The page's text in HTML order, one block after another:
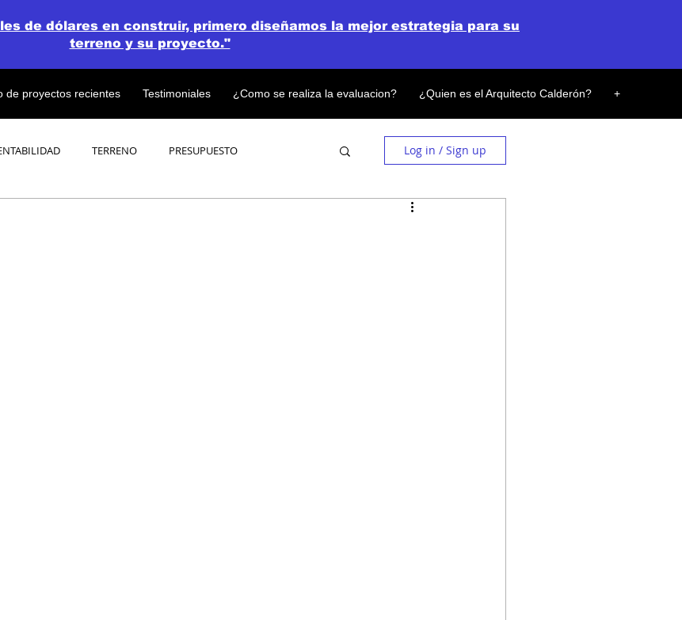
de proyectos recientes Testimoniales ¿Como se realiza la evaluacion? ¿Quien es el Arquitecto Calderón? +
de dólares en construir, primero diseñamos la mejor estrategia para su
terreno y su proyecto."
TERRENO PRESUPUESTO Log in / Sign up